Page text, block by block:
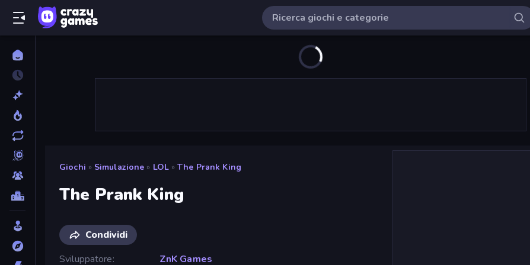
Giochi » Simulazione » LOL » The Prank King
The Prank King
Condividi
Sviluppatore
ZnK Games